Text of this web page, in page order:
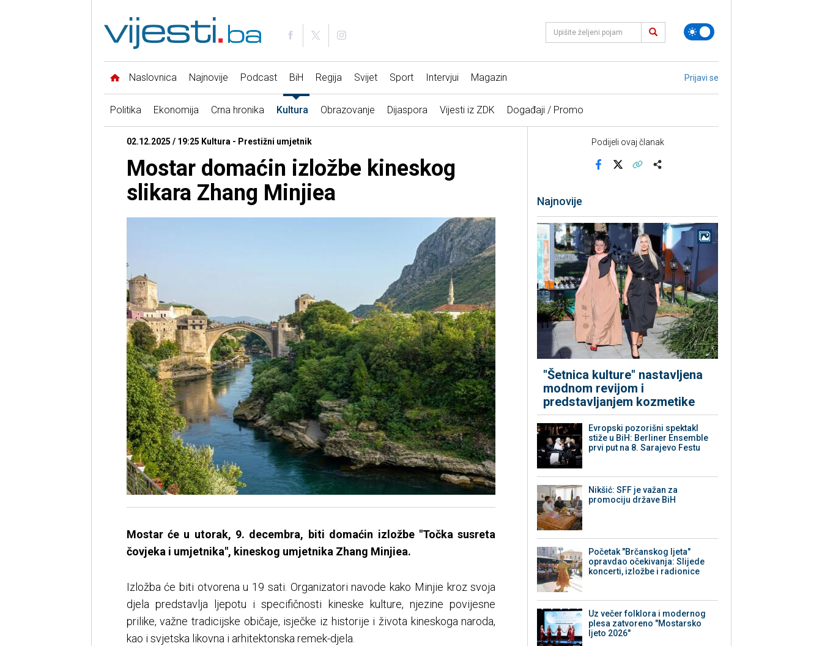
Naslovnica Najnovije Podcast BiH Regija Svijet Sport Intervjui Magazin Prijavi se
Politika Ekonomija Crna hronika Kultura Obrazovanje Dijaspora Vijesti iz ZDK Događaji / Promo
02.12.2025 / 19:25 Kultura - Prestižni umjetnik
Mostar domaćin izložbe kineskog
slikara Zhang Minjiea
Mostar će u utorak, 9. decembra, biti domaćin izložbe "Točka susreta
čovjeka i umjetnika", kineskog umjetnika Zhang Minjiea.
Izložba će biti otvorena u 19 sati. Organizatori navode kako Minjie kroz svoja
djela predstavlja ljepotu i specifičnosti kineske kulture, njezine povijesne
prilike, važne tradicijske običaje, isječke iz historije i života kineskoga naroda,
kao i svjetska likovna i arhitektonska remek-djela.
Podijeli ovaj članak
Najnovije
"Šetnica kulture" nastavljena
modnom revijom i
predstavljanjem kozmetike
Evropski pozorišni spektakl
stiže u BiH: Berliner Ensemble
prvi put na 8. Sarajevo Festu
Nikšić: SFF je važan za
promociju države BiH
Početak "Brčanskog ljeta"
opravdao očekivanja: Slijede
koncerti, izložbe i radionice
Uz večer folklora i modernog
plesa zatvoreno "Mostarsko
ljeto 2026"